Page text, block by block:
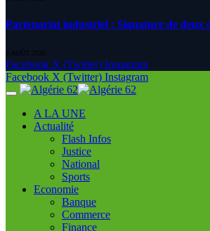
Partenariat industriel : Signature de deux
5 AOÛT 2026
Facebook X (Twitter) Instagram
Facebook X (Twitter) Instagram
A LA UNE
Actualité
Flash Infos
Justice
National
Sports
Economie
Banque
Commerce
Finance